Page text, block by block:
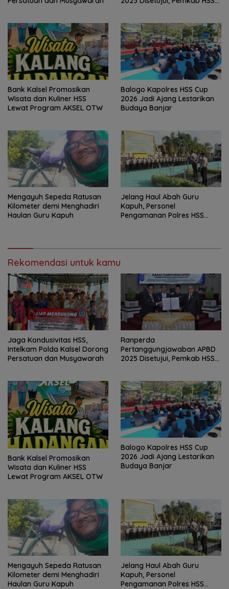
Bank Kalsel Promosikan
Wisata dan Kuliner HSS
Lewat Program AKSEL OTW
Balogo Kapolres HSS Cup
2026 Jadi Ajang Lestarikan
Budaya Banjar
Mengayuh Sepeda Ratusan
Kilometer demi Menghadiri
Haulan Guru Kapuh
Jelang Haul Abah Guru
Kapuh, Personel
Pengamanan Polres HSS
Rekomendasi untuk kamu
Jaga Kondusivitas HSS,
Intelkam Polda Kalsel Dorong
Persatuan dan Musyawarah
Ranperda
Pertanggungjawaban APBD
2025 Disetujui, Pemkab HSS
Bank Kalsel Promosikan
Wisata dan Kuliner HSS
Lewat Program AKSEL OTW
Balogo Kapolres HSS Cup
2026 Jadi Ajang Lestarikan
Budaya Banjar
Mengayuh Sepeda Ratusan
Kilometer demi Menghadiri
Haulan Guru Kapuh
Jelang Haul Abah Guru
Kapuh, Personel
Pengamanan Polres HSS